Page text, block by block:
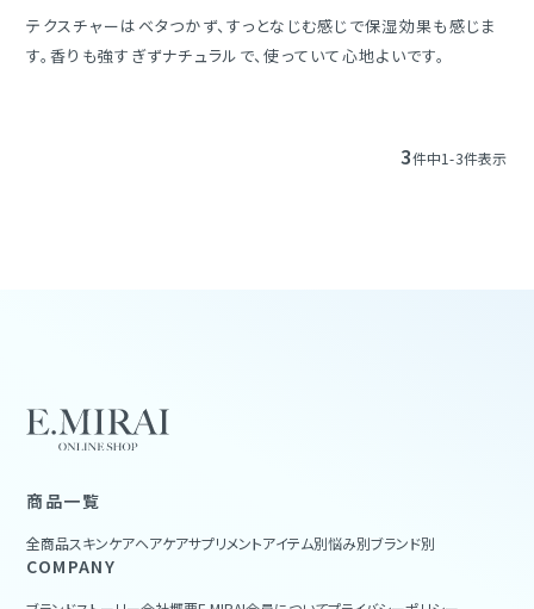
テクスチャーはベタつかず、すっとなじむ感じで保湿効果も感じま
す。香りも強すぎずナチュラルで、使っていて心地よいです。
3件中1-3件表示
商品一覧
全商品スキンケアヘアケアサプリメントアイテム別悩み別ブランド別
COMPANY